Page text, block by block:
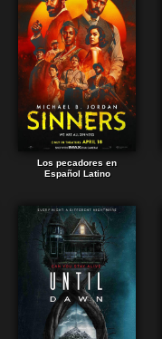
Los pecadores en
Español Latino